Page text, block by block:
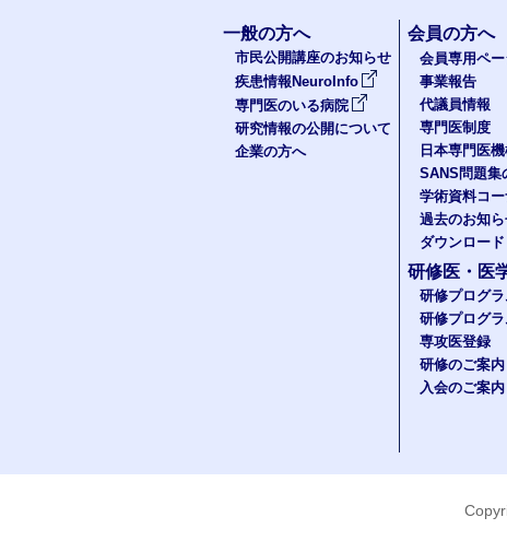
一般の方へ
市民公開講座のお知らせ
疾患情報NeuroInfo
専門医のいる病院
研究情報の公開について
企業の方へ
会員の方へ
会員専用ペ
事業報告
代議員情報
専門医制度
日本専門医
SANS問題集
学術資料コ
過去のお知
ダウンロード
研修医・医
研修プログ
研修プログ
専攻医登録
研修のご案内
入会のご案内